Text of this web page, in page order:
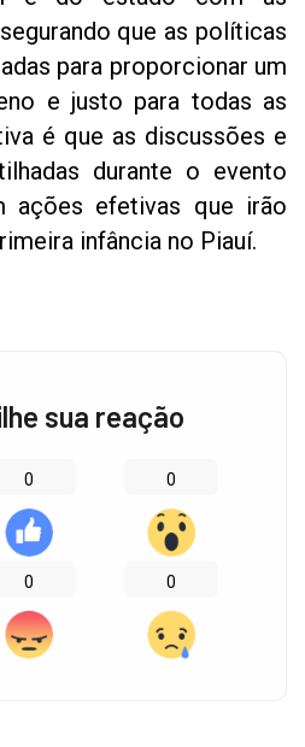
que as políticas
para proporcionar um
e justo para todas as
é que as discussões e
durante o evento
ações efetivas que irão
infância no Piauí.
sua reação
0 0
0 0